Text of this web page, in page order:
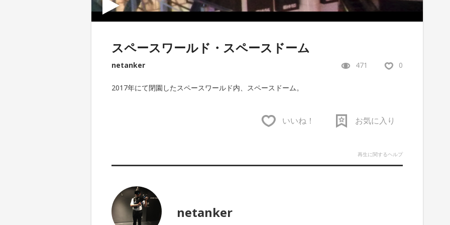
スペースワールド・スペースドーム
netanker 471 0
2017年にて閉園したスペースワールド内、スペースドーム。
いいね！ お気に入り
再生に関するヘルプ
netanker